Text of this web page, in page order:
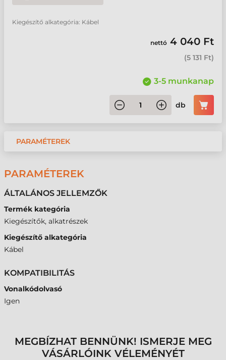
Kiegészítő alkategória: Kábel
nettó 4 040 Ft
(5 131 Ft)
3-5 munkanap
db
PARAMÉTEREK
PARAMÉTEREK
ÁLTALÁNOS JELLEMZŐK
Termék kategória
Kiegészítők, alkatrészek
Kiegészítő alkategória
Kábel
KOMPATIBILITÁS
Vonalkódolvasó
Igen
MEGBÍZHAT BENNÜNK! ISMERJE MEG
VÁSÁRLÓINK VÉLEMÉNYÉT